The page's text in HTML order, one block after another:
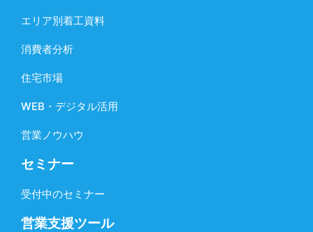
エリア別着工資料
消費者分析
住宅市場
WEB・デジタル活用
営業ノウハウ
セミナー
受付中のセミナー
営業支援ツール